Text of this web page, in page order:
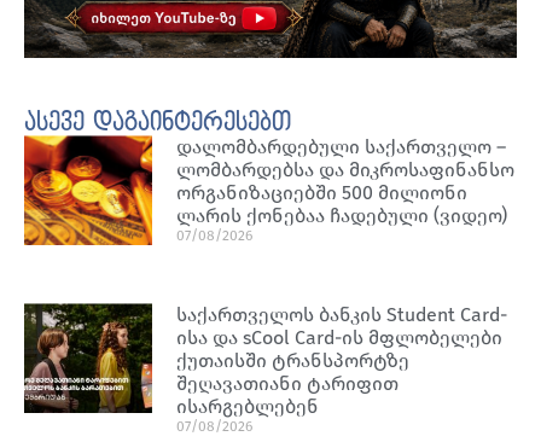
ასევე დაგაინტერესებთ
დალომბარდებული საქართველო –
ლომბარდებსა და მიკროსაფინანსო
ორგანიზაციებში 500 მილიონი
ლარის ქონებაა ჩადებული (ვიდეო)
07/08/2026
საქართველოს ბანკის Student Card-
ისა და sCool Card-ის მფლობელები
ქუთაისში ტრანსპორტზე
შეღავათიანი ტარიფით
ისარგებლებენ
07/08/2026